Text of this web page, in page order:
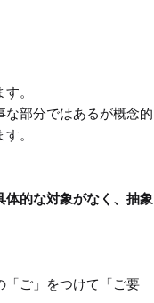
。
な部分ではあるが概念的
。
体的な対象がなく、抽象
「ご」をつけて「ご要